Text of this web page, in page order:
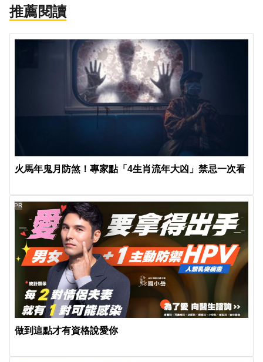
推薦閱讀
火馬年鬼月防煞！專家點「4生肖流年大凶」禁忌一次看
做到這點才有資格說愛你
PR